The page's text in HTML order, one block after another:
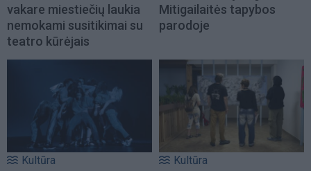
vakare miestiečių laukia
nemokami susitikimai su
teatro kūrėjais
Mitigailaitės tapybos
parodoje
Kultūra Kultūra